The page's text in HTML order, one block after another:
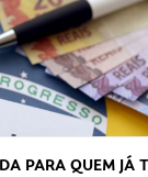
PARA QUEM JÁ